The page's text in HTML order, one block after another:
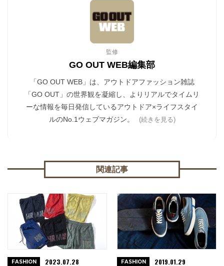
監修
GO OUT WEB編集部
「GO OUT WEB」は、アウトドアファッション雑誌
「GO OUT」の世界観を凝縮し、よりリアルでタイムリ
ーな情報を毎日発信しているアウトドア×ライフスタイ
ルのNo.1ウェブマガジン。
(続きを見る)
関連記事
FASHION 2023.07.28 FASHION 2019.01.29